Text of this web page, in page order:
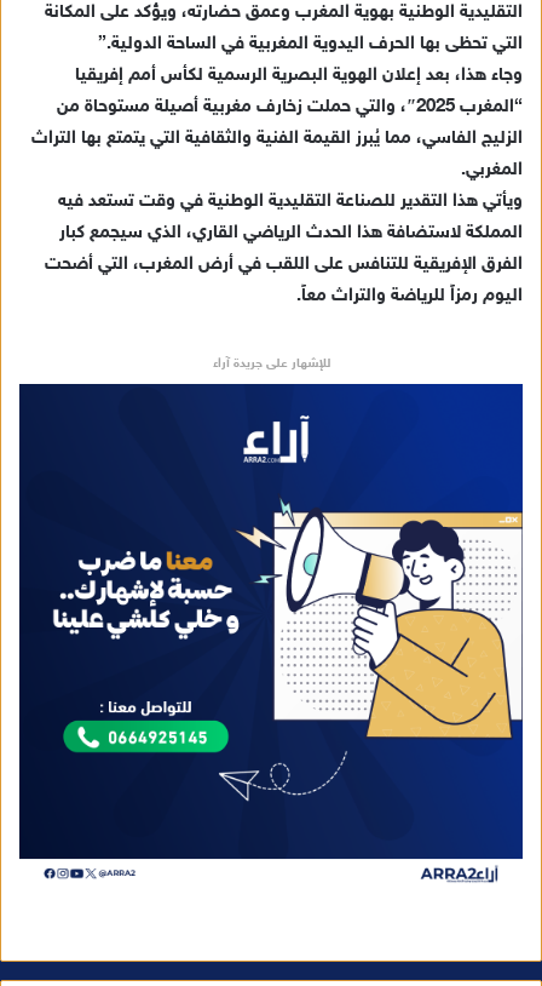
التقليدية الوطنية بهوية المغرب وعمق حضارته، ويؤكد على المكانة
التي تحظى بها الحرف اليدوية المغربية في الساحة الدولية.”
وجاء هذا، بعد إعلان الهوية البصرية الرسمية لكأس أمم إفريقيا
“المغرب 2025″، والتي حملت زخارف مغربية أصيلة مستوحاة من
الزليج الفاسي، مما يُبرز القيمة الفنية والثقافية التي يتمتع بها التراث
المغربي.
ويأتي هذا التقدير للصناعة التقليدية الوطنية في وقت تستعد فيه
المملكة لاستضافة هذا الحدث الرياضي القاري، الذي سيجمع كبار
الفرق الإفريقية للتنافس على اللقب في أرض المغرب، التي أضحت
اليوم رمزاً للرياضة والتراث معاً.
للإشهار على جريدة آراء